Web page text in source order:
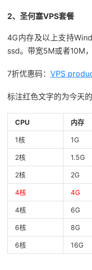
2、圣何塞VPS套餐
4G内存及以上支持
ssd。带宽5M或者10M
7折优惠码： VPS
标注红色文字的为今天的
CPU 内存
1核 1G
2核 1.5G
2核 2G
4核 4G
4核 6G
6核 8G
6核 16G